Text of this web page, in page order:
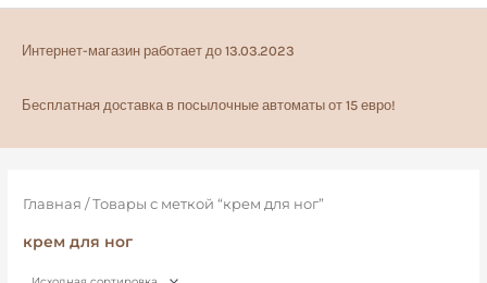
Интернет-магазин работает до 13.03.2023
Бесплатная доставка в посылочные автоматы от 15 евро!
Главная / Товары с меткой “крем для ног”
крем для ног